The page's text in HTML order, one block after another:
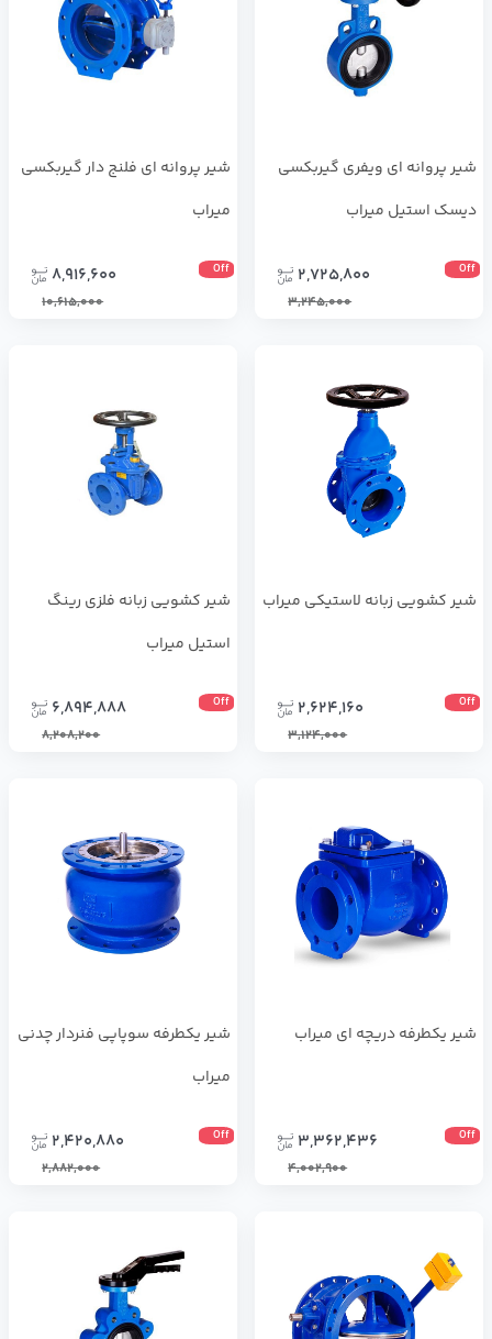
شیر پروانه ای ویفری گیربکسی
دیسک استیل میراب
Off
2,725,800
3,245,000
شیر پروانه ای فلنج دار گیربکسی
میراب
Off
8,916,600
10,615,000
شیر کشویی زبانه لاستیکی میراب
Off
2,624,160
3,124,000
شیر کشویی زبانه فلزی رینگ
استیل میراب
Off
6,894,888
8,208,200
شیر یکطرفه دریچه ای میراب
Off
3,362,436
4,002,900
شیر یکطرفه سوپاپی فنردار چدنی
میراب
Off
2,420,880
2,882,000